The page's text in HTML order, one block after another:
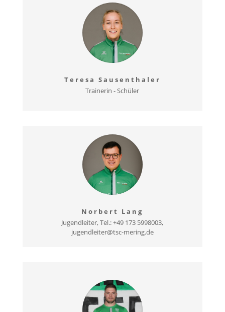
Teresa Sausenthaler
Trainerin - Schüler
Norbert Lang
Jugendleiter, Tel.: +49 173 5998003,
jugendleiter@tsc-mering.de